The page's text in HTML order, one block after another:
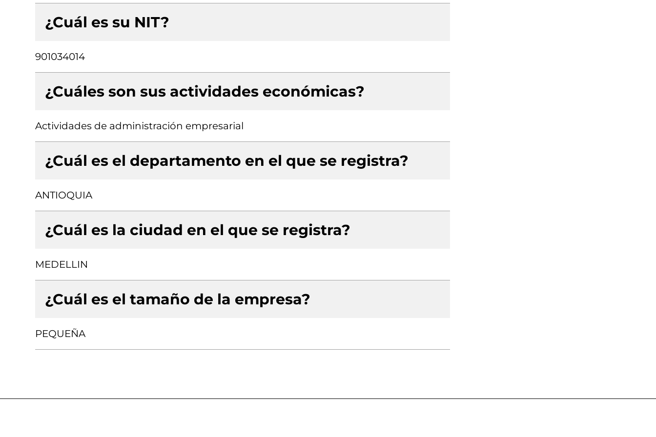
¿Cuál es su NIT?
901034014
¿Cuáles son sus actividades económicas?
Actividades de administración empresarial
¿Cuál es el departamento en el que se registra?
ANTIOQUIA
¿Cuál es la ciudad en el que se registra?
MEDELLIN
¿Cuál es el tamaño de la empresa?
PEQUEÑA